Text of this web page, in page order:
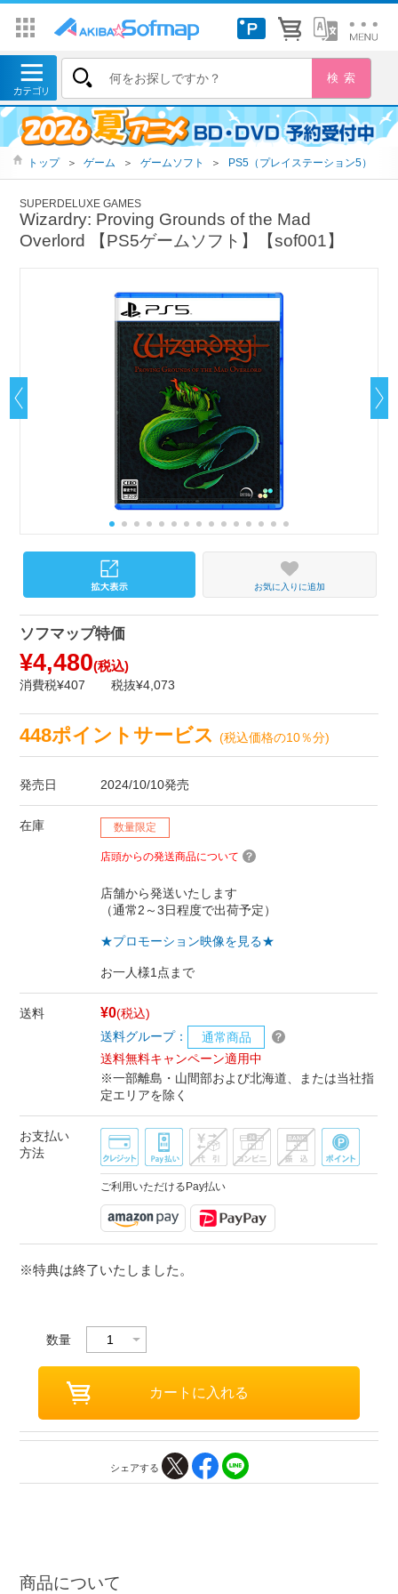
トップ ＞ ゲーム ＞ ゲームソフト ＞ PS5（プレイステーション5）
SUPERDELUXE GAMES
Wizardry: Proving Grounds of the Mad
Overlord 【PS5ゲームソフト】【sof001】
お気に入りに追加
ソフマップ特価
¥4,480(税込)
消費税¥407 税抜¥4,073
448ポイントサービス(税込価格の10％分)
発売日 2024/10/10発売
在庫 数量限定
店頭からの発送商品について
店舗から発送いたします
（通常2～3日程度で出荷予定）
★プロモーション映像を見る★
お一人様1点まで
送料 ¥0(税込)
送料グループ：
通常商品
送料無料キャンペーン適用中
※一部離島・山間部および北海道、または当社指
定エリアを除く
お支払い
方法
ご利用いただけるPay払い
※特典は終了いたしました。
数量
シェアする
商品について